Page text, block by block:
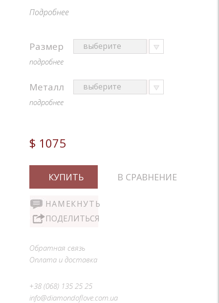
Подробнее
Размер
подробнее
Металл
подробнее
$ 1075
КУПИТЬ В СРАВНЕНИЕ
НАМЕКНУТЬ
ПОДЕЛИТЬСЯ
Обратная связь
Оплата и доставка
+38 (068) 135 25 25
info@diamondoflove.com.ua